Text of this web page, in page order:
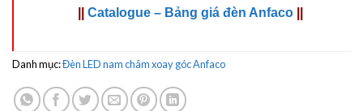
Catalogue – Bảng giá đèn Anfaco
Danh mục:Đèn LED nam châm xoay góc Anfaco